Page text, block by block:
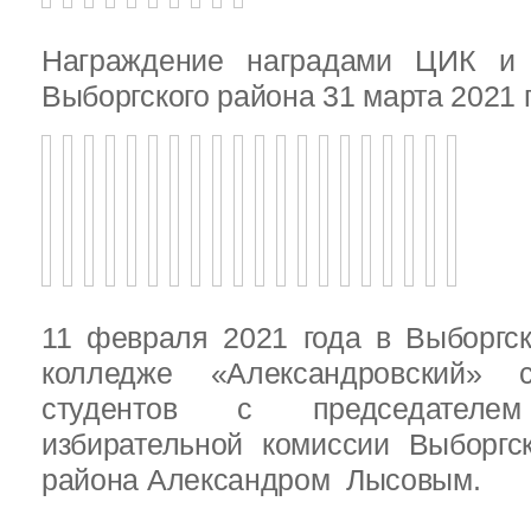
Награждение наградами ЦИК
Выборгского района 31 марта 2021
11 февраля 2021 года в
колледже «Александровский»
студентов с председателем
избирательной комиссии
района Александром Лысовым.